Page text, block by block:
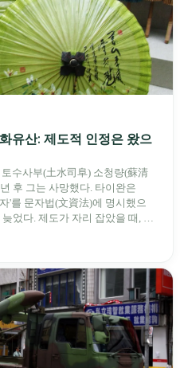
유산: 제도적 인정은 왔으
수사부(土水司阜) 소청량(蘇清
후 그는 사망했다. 타이완은
'를 문자법(文資法)에 명시했으
었다. 제도가 자리 잡았을 때, 제
과정에서 붕괴되었다. 600여 명